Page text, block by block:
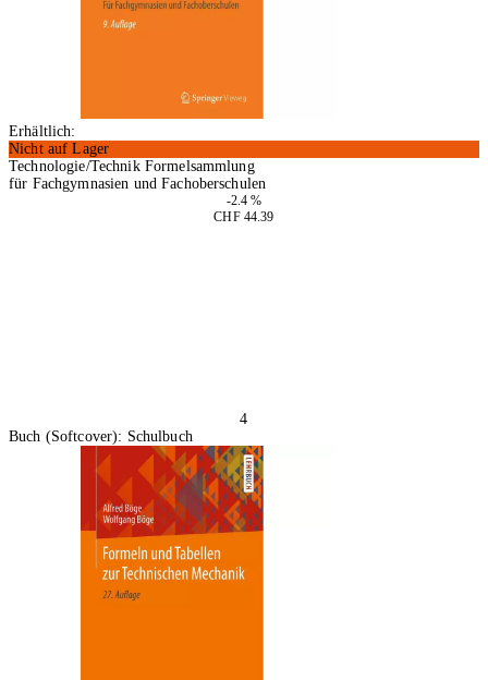
Erhältlich:
Nicht auf Lager
Technologie/Technik Formelsammlung
für Fachgymnasien und Fachoberschulen
-2.4 %
CHF 44.39
4
Buch (Softcover): Schulbuch